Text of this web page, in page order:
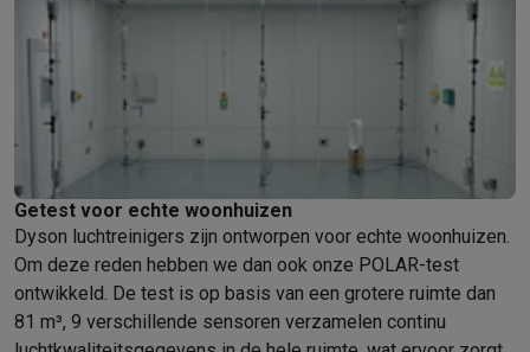
Getest voor echte woonhuizen
Dyson luchtreinigers zijn ontworpen voor echte woonhuizen.
Om deze reden hebben we dan ook onze POLAR-test
ontwikkeld. De test is op basis van een grotere ruimte dan
81 m³, 9 verschillende sensoren verzamelen continu